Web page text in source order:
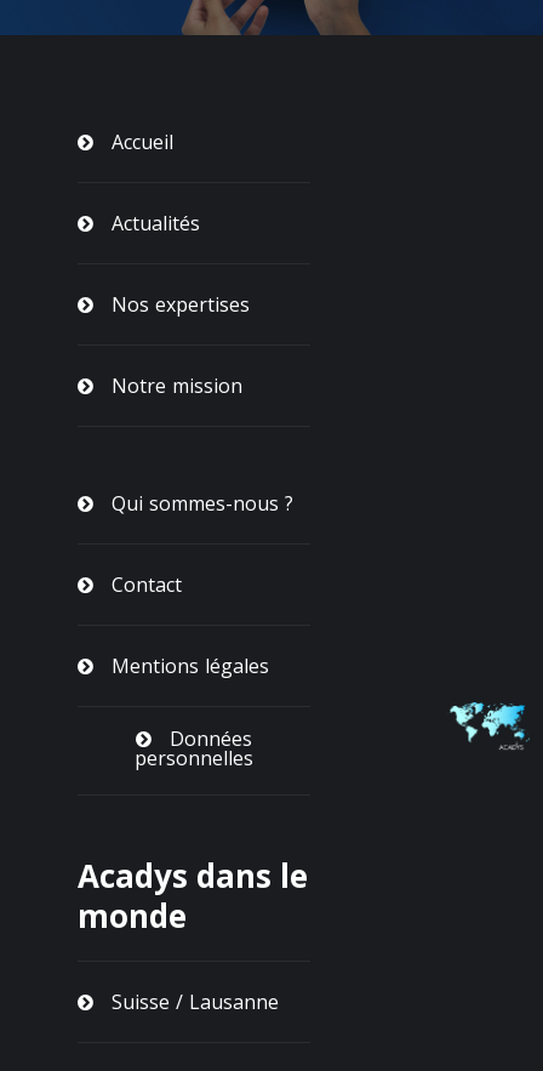
Accueil
Actualités
Nos expertises
Notre mission
Qui sommes-nous ?
Contact
Mentions légales
Données
personnelles
Acadys dans le
monde
Suisse / Lausanne